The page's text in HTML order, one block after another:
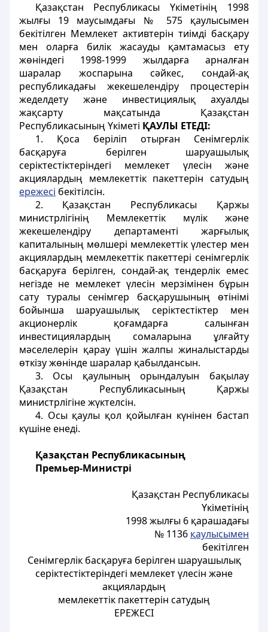
Қазақстан Республикасы Үкіметінің 1998
жылғы 19 маусымдағы № 575 қаулысымен
бекітілген Мемлекет активтерін тиімді басқару
мен оларға билік жасауды қамтамасыз ету
жөніндегі 1998-1999 жылдарға арналған
шаралар жоспарына сәйкес, сондай-ақ
республикадағы жекешелендіру процестерін
жеделдету және инвестициялық ахуалды
жақсарту мақсатында Қазақстан
Республикасының Үкіметі ҚАУЛЫ ЕТЕДІ:
1. Қоса беріліп отырған Сенімгерлік
басқаруға берілген шаруашылық
серіктестіктеріндегі мемлекет үлесін және
акциялардың мемлекеттік пакеттерін сатудың
ережесі бекітілсін.
2. Қазақстан Республикасы Қаржы
министрлігінің Мемлекеттік мүлік және
жекешелендіру департаменті жарғылық
капиталының мөлшері мемлекеттік үлестер мен
акциялардың мемлекеттік пакеттері сенімгерлік
басқаруға берілген, сондай-ақ тендерлік емес
негізде не мемлекет үлесін мерзімінен бұрын
сату туралы сенімгер басқарушының өтінімі
бойынша шаруашылық серіктестіктер мен
акционерлік қоғамдарға салынған
инвестициялардың сомаларына ұлғайту
мәселелерін қарау үшін жалпы жиналыстарды
өткізу жөнінде шаралар қабылдансын.
3. Осы қаулының орындалуын бақылау
Қазақстан Республикасының Қаржы
министрлігіне жүктелсін.
4. Осы қаулы қол қойылған күнінен бастап
күшіне енеді.
Қазақстан Республикасының
Премьер-Министрі
Қазақстан Республикасы
Үкіметінің
1998 жылғы 6 қарашадағы
№ 1136 қаулысымен
бекітілген
Сенімгерлік басқаруға берілген шаруашылық
серіктестіктеріндегі мемлекет үлесін және
акциялардың
мемлекеттік пакеттерін сатудың
ЕРЕЖЕСІ